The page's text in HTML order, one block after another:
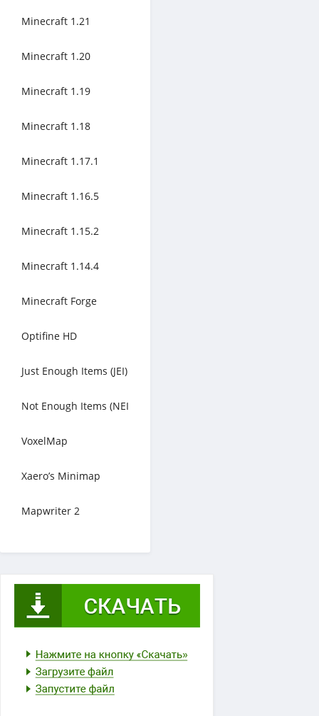
Minecraft 1.21
Minecraft 1.20
Minecraft 1.19
Minecraft 1.18
Minecraft 1.17.1
Minecraft 1.16.5
Minecraft 1.15.2
Minecraft 1.14.4
Minecraft Forge
Optifine HD
Just Enough Items (JEI)
Not Enough Items (NEI
VoxelMap
Xaero’s Minimap
Mapwriter 2